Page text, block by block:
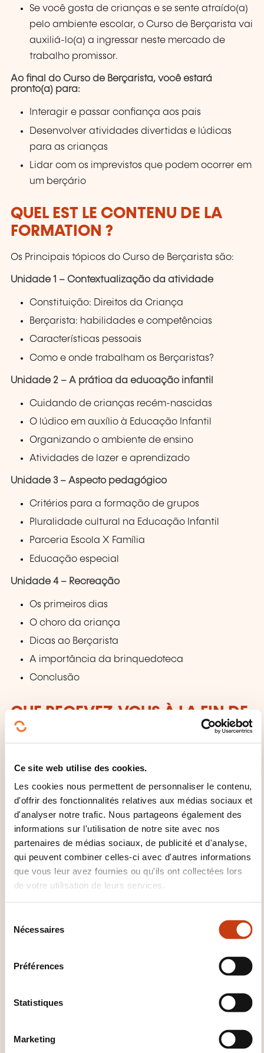
Ce site web utilise des cookies.
Les cookies nous permettent de personnaliser le contenu,
d'offrir des fonctionnalités relatives aux médias sociaux et
d'analyser notre trafic. Nous partageons également des
informations sur l'utilisation de notre site avec nos
partenaires de médias sociaux, de publicité et d'analyse,
qui peuvent combiner celles-ci avec d'autres informations
que vous leur avez fournies ou qu'ils ont collectées lors
de votre utilisation de leurs services.
Nécessaires
Préférences
Statistiques
Marketing
Se você gosta de crianças e se sente atraído(a)
pelo ambiente escolar, o Curso de Berçarista vai
auxiliá-lo(a) a ingressar neste mercado de
trabalho promissor.
Ao final do Curso de Berçarista, você estará
pronto(a) para:
Interagir e passar confiança aos pais
Desenvolver atividades divertidas e lúdicas
para as crianças
Lidar com os imprevistos que podem ocorrer em
um berçário
QUEL EST LE CONTENU DE LA
FORMATION ?
Os Principais tópicos do Curso de Berçarista são:
Unidade 1 – Contextualização da atividade
Constituição: Direitos da Criança
Berçarista: habilidades e competências
Características pessoais
Como e onde trabalham os Berçaristas?
Unidade 2 – A prática da educação infantil
Cuidando de crianças recém-nascidas
O lúdico em auxílio à Educação Infantil
Organizando o ambiente de ensino
Atividades de lazer e aprendizado
Unidade 3 – Aspecto pedagógico
Critérios para a formação de grupos
Pluralidade cultural na Educação Infantil
Parceria Escola X Família
Educação especial
Unidade 4 – Recreação
Os primeiros dias
O choro da criança
Dicas ao Berçarista
A importância da brinquedoteca
Conclusão
QUE RECEVEZ-VOUS À LA FIN DE
LA FORMATION ?
Comment contacter
+352 691 849 195
formation: OHC SKILLS